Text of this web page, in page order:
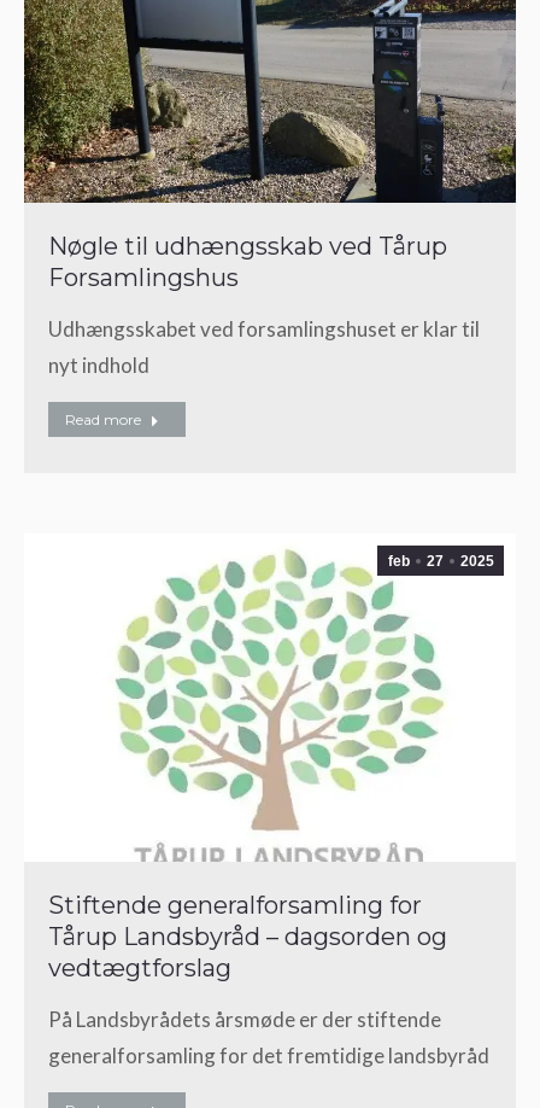
Nøgle til udhængsskab ved Tårup
Forsamlingshus
Udhængsskabet ved forsamlingshuset er klar til
nyt indhold
Read more
feb 27 2025
Stiftende generalforsamling for
Tårup Landsbyråd – dagsorden og
vedtægtforslag
På Landsbyrådets årsmøde er der stiftende
generalforsamling for det fremtidige landsbyråd